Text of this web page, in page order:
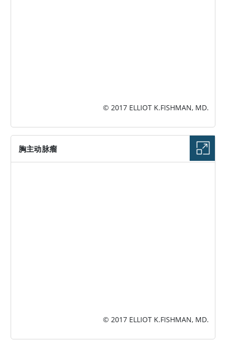
© 2017 ELLIOT K.FISHMAN, MD.
胸主动脉瘤
© 2017 ELLIOT K.FISHMAN, MD.